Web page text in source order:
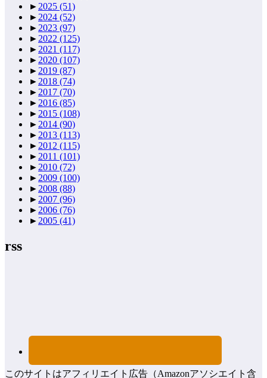
► 2025 (51)
► 2024 (52)
► 2023 (97)
► 2022 (125)
► 2021 (117)
► 2020 (107)
► 2019 (87)
► 2018 (74)
► 2017 (70)
► 2016 (85)
► 2015 (108)
► 2014 (90)
► 2013 (113)
► 2012 (115)
► 2011 (101)
► 2010 (72)
► 2009 (100)
► 2008 (88)
► 2007 (96)
► 2006 (76)
► 2005 (41)
rss
このサイトはアフィリエイト広告（Amazonアソシエイト含